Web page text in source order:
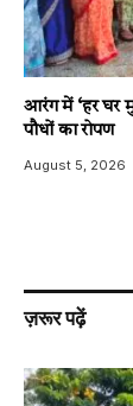
आरंग में ‘हर घर
पौधों का रोपण
August 5, 2026
ज़रूर पढ़ें